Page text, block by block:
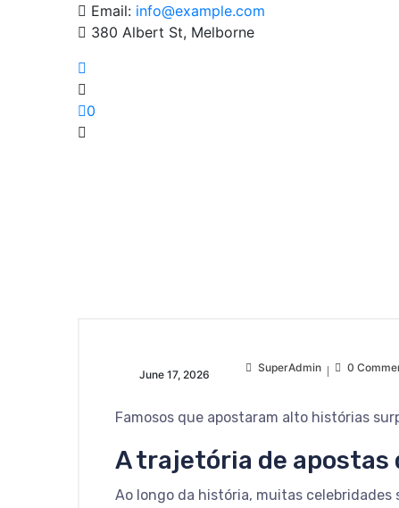
Email: info@example.com
380 Albert St, Melborne
0
June 17, 2026
SuperAdmin 0
Famosos que apostaram alto histórias
A trajetória de apostas
Ao longo da história, muitas